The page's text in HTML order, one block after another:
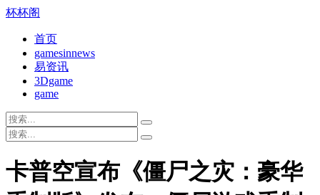
杯杯阁
首页
gamesinnews
易资讯
3Dgame
game
卡普空宣布《僵尸之灾：豪华